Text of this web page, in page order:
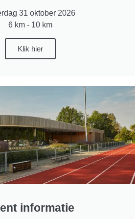
31 oktober 2026
6 km - 10 km
Klik hier
informatie